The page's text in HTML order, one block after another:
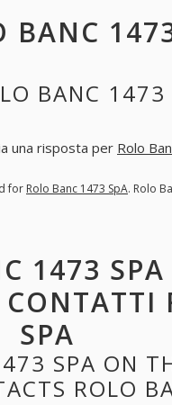
BANC
BANC
una risposta per Rolo
for Rolo Banc 1473 SpA. Rolo
1473
SPA
SPA ON
ROLO